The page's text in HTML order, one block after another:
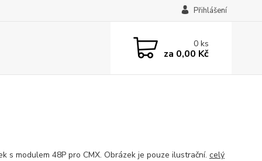
Přihlášení
0ks
za 0,00 Kč
s modulem 48P pro CMX. Obrázek je pouze ilustrační. celý